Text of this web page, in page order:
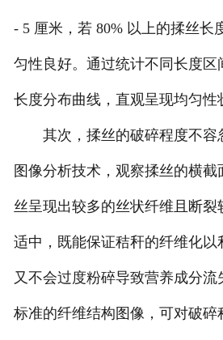
- 5 厘米，若 80% 以上的揉丝长
匀性良好。通过统计不同长度区
长度分布曲线，直观呈现均匀性
其次，揉丝的破碎程度不容
图像分析技术，观察揉丝的横
丝呈现出较多的丝状纤维且断裂
适中，既能保证秸秆的纤维化以
又不会过度粉碎导致营养成分
标准的纤维结构图像，可对破碎